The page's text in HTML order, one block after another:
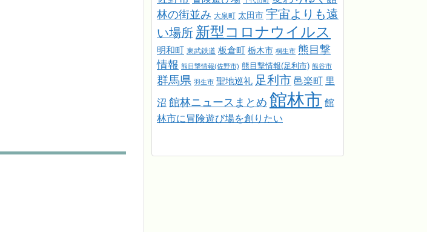
林の街並み 大泉町 太田市 宇宙よりも遠
い場所 新型コロナウイルス
明和町 東武鉄道 板倉町 栃木市 桐生市 熊目撃
情報 熊目撃情報(佐野市) 熊目撃情報(足利市) 熊谷市
群馬県 羽生市 聖地巡礼 足利市 邑楽町 里
沼 館林ニュースまとめ 館林市 館
林市に冒険遊び場を創りたい